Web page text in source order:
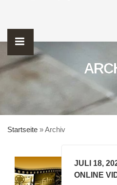
Startseite »Archiv
JULI 18,
ONLINE